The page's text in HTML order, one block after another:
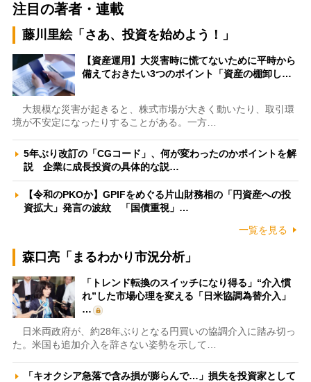
注目の著者・連載
藤川里絵「さあ、投資を始めよう！」
【資産運用】大災害時に慌てないために平時から
備えておきたい3つのポイント「資産の棚卸し…
大規模な災害が起きると、株式市場が大きく動いたり、取引環
境が不安定になったりすることがある。一方…
5年ぶり改訂の「CGコード」、何が変わったのかポイントを解
説 企業に成長投資の具体的な説…
【令和のPKOか】GPIFをめぐる片山財務相の「円資産への投
資拡大」発言の波紋 「国債重視」…
一覧を見る
森口亮「まるわかり市況分析」
「トレンド転換のスイッチになり得る」“介入慣
れ”した市場心理を変える「日米協調為替介入」
…
日米両政府が、約28年ぶりとなる円買いの協調介入に踏み切っ
た。米国も追加介入を辞さない姿勢を示して…
「キオクシア急落で含み損が膨らんで…」損失を投資家として